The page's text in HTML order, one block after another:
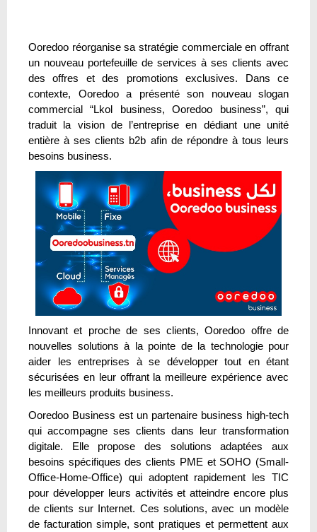
Ooredoo réorganise sa stratégie commerciale en offrant
un nouveau portefeuille de services à ses clients avec
des offres et des promotions exclusives. Dans ce
contexte, Ooredoo a présenté son nouveau slogan
commercial “Lkol business, Ooredoo business”, qui
traduit la vision de l’entreprise en dédiant une unité
entière à ses clients b2b afin de répondre à tous leurs
besoins business.
Innovant et proche de ses clients, Ooredoo offre de
nouvelles solutions à la pointe de la technologie pour
aider les entreprises à se développer tout en étant
sécurisées en leur offrant la meilleure expérience avec
les meilleurs produits business.
Ooredoo Business est un partenaire business high-tech
qui accompagne ses clients dans leur transformation
digitale. Elle propose des solutions adaptées aux
besoins spécifiques des clients PME et SOHO (Small-
Office-Home-Office) qui adoptent rapidement les TIC
pour développer leurs activités et atteindre encore plus
de clients sur Internet. Ces solutions, avec un modèle
de facturation simple, sont pratiques et permettent aux